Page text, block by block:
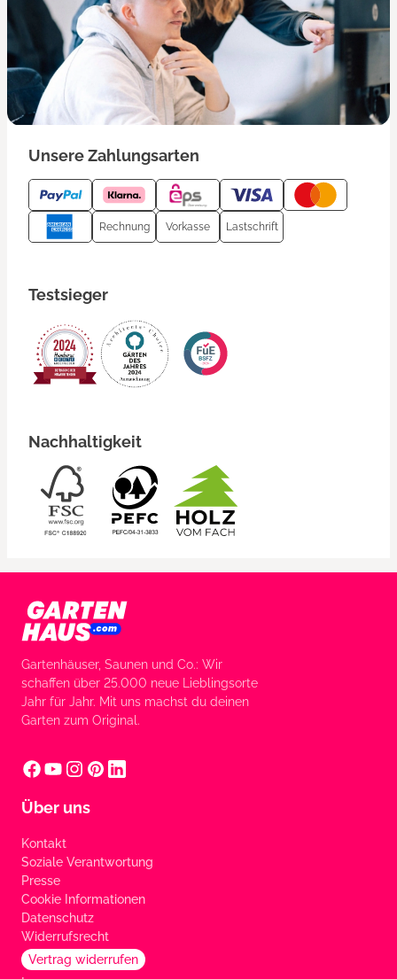
Unsere Zahlungsarten
Rechnung Vorkasse Lastschrift
Testsieger
Nachhaltigkeit
Gartenhäuser, Saunen und Co.: Wir
schaffen über 25.000 neue Lieblingsorte
Jahr für Jahr. Mit uns machst du deinen
Garten zum Original.
Über uns
Kontakt
Soziale Verantwortung
Presse
Cookie Informationen
Datenschutz
Widerrufsrecht
Vertrag widerrufen